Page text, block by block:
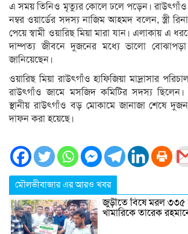
এ সময় তিনিও মৃত্যুর কোলে ঢলে পড়েন।
নম্বর ওয়ার্ডের সদস্য নাজিম আহমদ বলেন, স্ত্রী
পেয়ে স্বামী ওয়ারিছ মিয়া মারা যান। এলাকায় এ
দাম্পত্য জীবনে দুজনের মধ্যে ভালো
জানিয়েছেন।
ওয়ারিছ মিয়া রাউৎগাঁও হাফিজিয়া মাদ্রাসার
রাউৎগাঁও জামে মসজিদ কমিটির সদস্য ছিলেন।
স্থানীয় রাউৎগাঁও বড় মোকামে জানাজা শেষে
দাফন করা হয়েছে।
মৌলভীবাজার এর আরও খবর
জুড়ীতে বিষে মরল ৩৩৫
খামারিকে তারেক